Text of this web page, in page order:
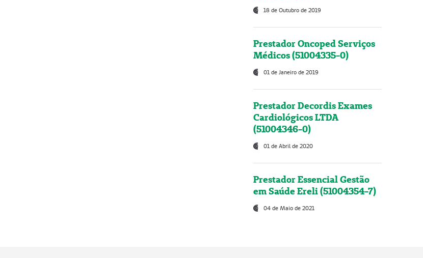
18 de Outubro de 2019
Prestador Oncoped Serviços
Médicos (51004335-0)
01 de Janeiro de 2019
Prestador Decordis Exames
Cardiológicos LTDA
(51004346-0)
01 de Abril de 2020
Prestador Essencial Gestão
em Saúde Ereli (51004354-7)
04 de Maio de 2021